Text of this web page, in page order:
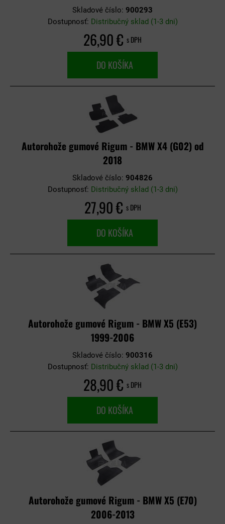
Skladové číslo: 900293
Dostupnosť: Distribučný sklad (1-3 dni)
26,90 € s DPH
DO KOŠÍKA
Autorohože gumové Rigum - BMW X4 (G02) od
2018
Skladové číslo: 904826
Dostupnosť: Distribučný sklad (1-3 dni)
27,90 € s DPH
DO KOŠÍKA
Autorohože gumové Rigum - BMW X5 (E53)
1999-2006
Skladové číslo: 900316
Dostupnosť: Distribučný sklad (1-3 dni)
28,90 € s DPH
DO KOŠÍKA
Autorohože gumové Rigum - BMW X5 (E70)
2006-2013